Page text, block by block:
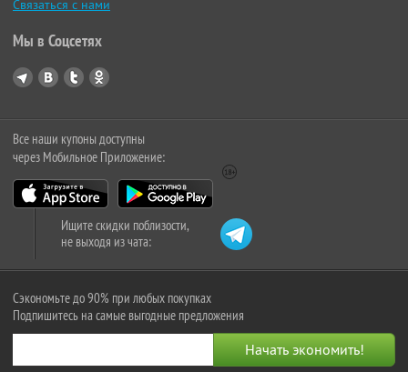
Связаться с нами
Мы в Соцсетях
Все наши купоны доступны
через Мобильное Приложение:
Ищите скидки поблизости,
не выходя из чата:
Сэкономьте до 90% при любых покупках
Подпишитесь на самые выгодные предложения